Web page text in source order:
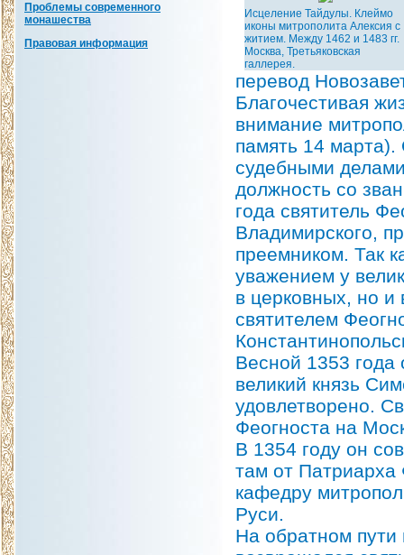
Проблемы современного
монашества
Правовая информация
Исцеление Тайдулы. Клеймо
иконы митрополита Алексия с
житием. Между 1462 и 1483 гг.
Москва, Третьяковская
галлерея.
перевод
Благочестивая
внимание
память 14
судебными
должность со
года святитель
Владимирского,
преемником. Так
уважением у
в церковных, но и
святителем
Весной 1353 года
великий князь
удовлетворено.
Феогноста на
В 1354 году он
там от
кафедру
Руси.
На обратном пути